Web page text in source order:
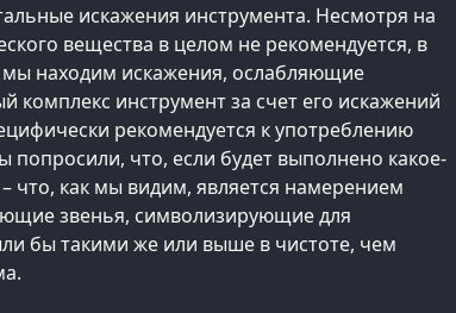
искажения инструмента. Несмотря на
вещества в целом не рекомендуется, в
мы находим искажения, ослабляющие
инструмент за счет его искажений
рекомендуется к употреблению
что, если будет выполнено какое-
что, как мы видим, является намерением
звенья, символизирующие для
бы такими же или выше в чистоте, чем